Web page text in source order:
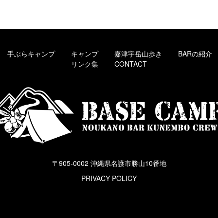
手ぶらキャンプ キャンプ 嘉津宇岳山歩き
BARの紹介
リンク集
CONTACT
〒905-0002 沖縄県名護市勝山10番地
PRIVACY POLICY